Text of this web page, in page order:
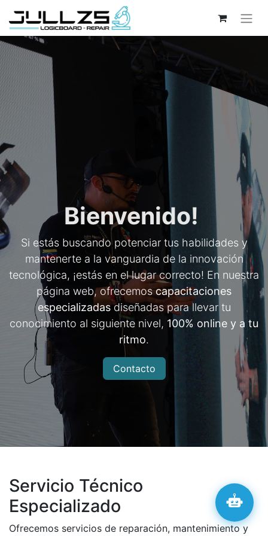
Bienvenido!
Si estás buscando potenciar tus habilidades y
mantenerte a la vanguardia de la innovación
tecnológica, ¡estás en el lugar correcto! En nuestra
página web, ofrecemoscapacitaciones
especializadasdiseñadas para llevar tu
conocimiento al siguiente nivel, 100% online y a tu
ritmo.
Contacto
Servicio Técnico
Especializado
Ofrecemos servicios de reparación, mantenimiento y